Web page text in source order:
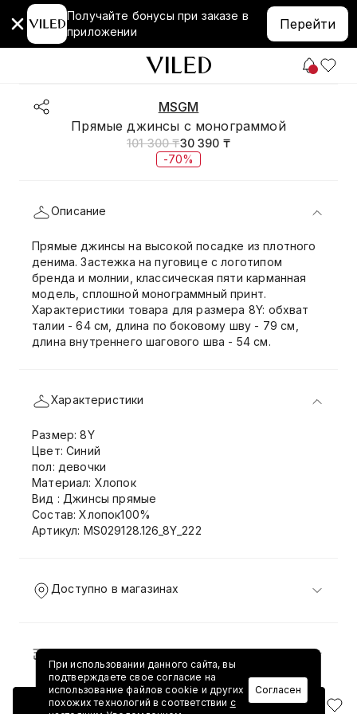
Получайте бонусы при заказе в
приложении
Перейти
MSGM
Прямые джинсы с монограммой
101 300 ₸30 390 ₸
-70%
Добавить в корзину
Описание
Прямые джинсы на высокой посадке из плотного
денима. Застежка на пуговице с логотипом
бренда и молнии, классическая пяти карманная
модель, сплошной монограммный принт.
Характеристики товара для размера 8Y: обхват
талии - 64 см, длина по боковому шву - 79 см,
длина внутреннего шагового шва - 54 см.
Характеристики
Размер: 8Y
Цвет: Синий
пол: девочки
Материал: Хлопок
Вид : Джинсы прямые
Состав: Хлопок100%
Артикул: MS029128.126_8Y_222
Доступно в магазинах
Доставка и возврат
При использовании данного сайта, вы
подтверждаете свое согласие на
использование файлов cookie и других
похожих технологий в соответствии с
Согласен